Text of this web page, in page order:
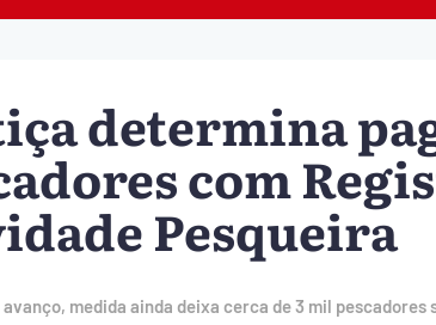
determina
com
Pesqueira
avanço, medida ainda deixa cerca de 3 mil